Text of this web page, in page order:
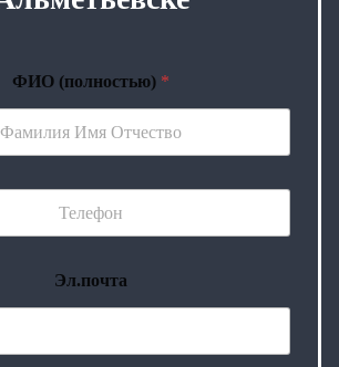
ФИО (полностью) *
Эл.почта